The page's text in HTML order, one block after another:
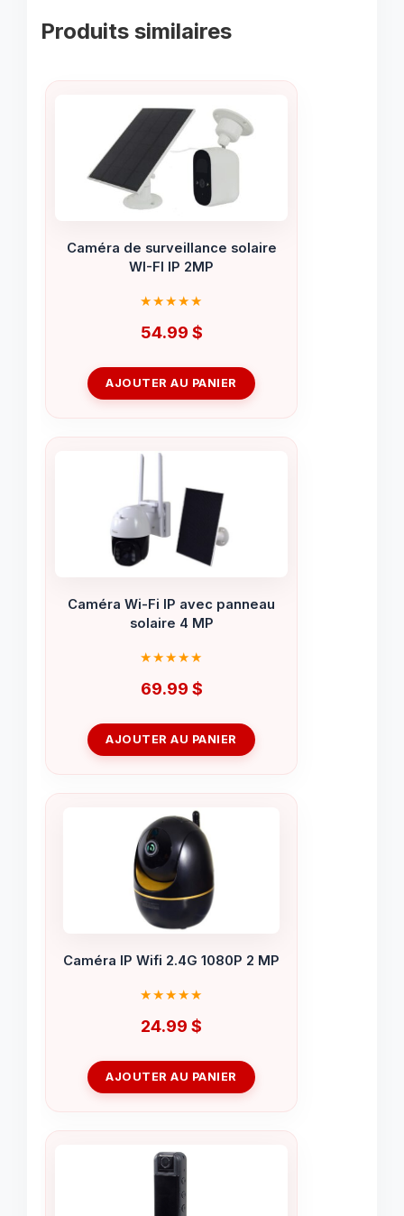
Produits similaires
Caméra de surveillance solaire
WI-FI IP 2MP
54.99 $
AJOUTER AU PANIER
Caméra Wi-Fi IP avec panneau
solaire 4 MP
69.99 $
AJOUTER AU PANIER
Caméra IP Wifi 2.4G 1080P 2 MP
24.99 $
AJOUTER AU PANIER